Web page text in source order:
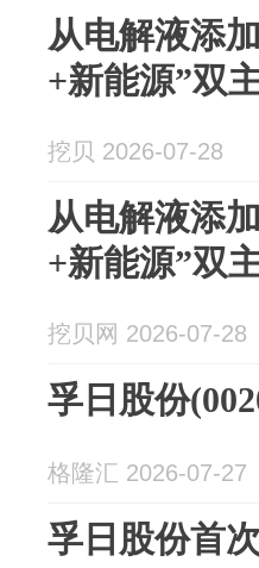
从电解液添
+新能源”双
挖贝 2026-07-28
从电解液添
+新能源”双
挖贝网 2026-07-28
孚日股份
格隆汇 2026-07-27
孚日股份首